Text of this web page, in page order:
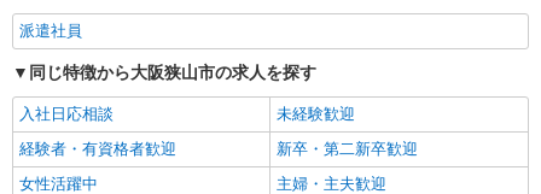
派遣社員
同じ特徴から大阪狭山市の求人を探す
入社日応相談
未経験歓迎
経験者・有資格者歓迎
新卒・第二新卒歓迎
女性活躍中
主婦・主夫歓迎